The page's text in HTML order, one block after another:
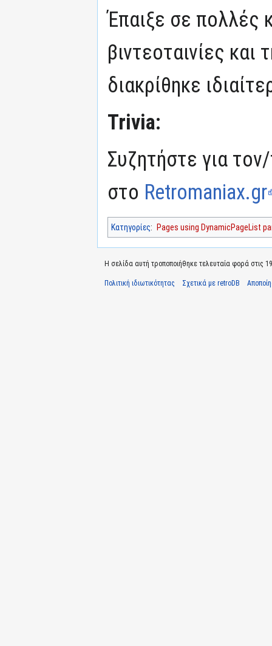
Έπαιξε σε πολλές
βιντεοταινίες
διακρίθηκε
Trivia:
Συζητήστε για
στο Retromaniax.gr
Κατηγορίες: Pages using DynamicPageList
Η σελίδα αυτή τροποποιήθηκε τελευταία φορά στις
Πολιτική ιδιωτικότητας Σχετικά με retroDB